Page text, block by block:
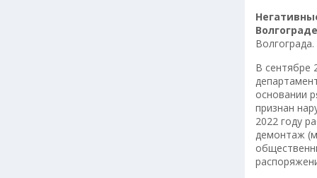
Волгограда.
В сентябре
основании
признан
2022 году
демонтаж